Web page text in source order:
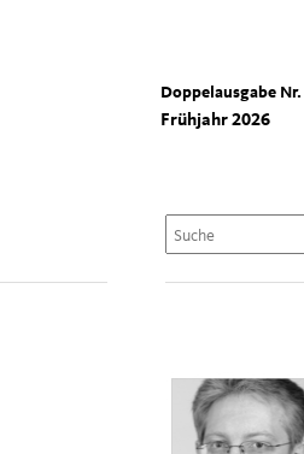
Doppelausgabe
Frühjahr 2026